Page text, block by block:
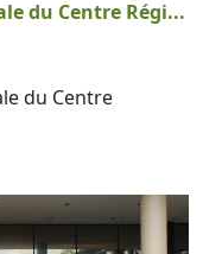
du Centre Régi...
du Centre